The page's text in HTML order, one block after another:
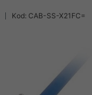
Kod: CAB-SS-X21FC=